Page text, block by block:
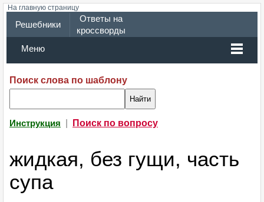
На главную страницу
Решебники
Ответы на
кроссворды
Меню
Поиск слова по шаблону
Инструкция Поиск по вопросу
жидкая, без гущи, часть
супа